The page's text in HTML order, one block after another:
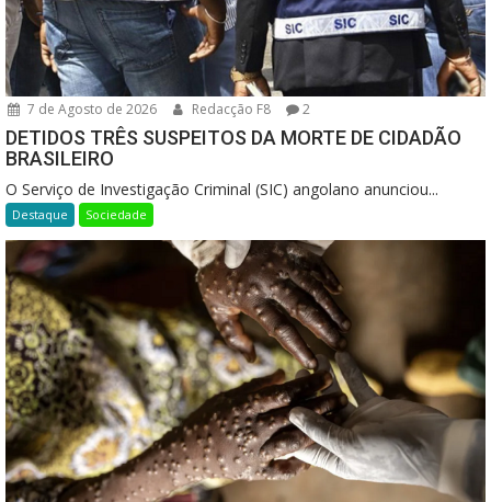
7 de Agosto de 2026 Redacção F8 2
DETIDOS TRÊS SUSPEITOS DA MORTE DE CIDADÃO
BRASILEIRO
O Serviço de Investigação Criminal (SIC) angolano anunciou...
Destaque Sociedade